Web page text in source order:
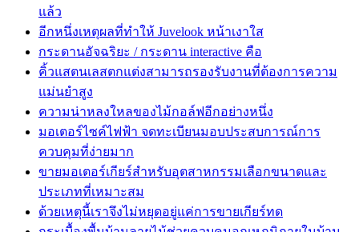
แล้ว
อีกหนึ่งเหตุผลที่ทำให้ Juvelook หน้าเงาใส
กระดานอัจฉริยะ / กระดาน interactive คือ
คิ้วแสตนเลสตกแต่งสามารถรองรับงานที่ต้องการความ
แม่นยำสูง
ความน่าหลงใหลของไม้กอล์ฟอีกอย่างหนึ่ง
มอเตอร์ไซค์ไฟฟ้า จดทะเบียนมอบประสบการณ์การ
ควบคุมที่ง่ายมาก
ขายมอเตอร์เกียร์สำหรับอุตสาหกรรมเลือกขนาดและ
ประเภทที่เหมาะสม
ด้วยเหตุนี้เราจึงไม่หยุดอยู่แค่การขายเกียร์ทด